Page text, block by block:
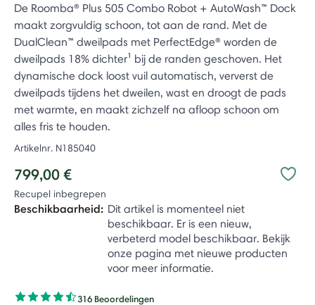
De Roomba® Plus 505 Combo Robot + AutoWash™ Dock
maakt zorgvuldig schoon, tot aan de rand. Met de
DualClean™ dweilpads met PerfectEdge® worden de
dweilpads 18% dichter¹ bij de randen geschoven. Het
dynamische dock loost vuil automatisch, ververst de
dweilpads tijdens het dweilen, wast en droogt de pads
met warmte, en maakt zichzelf na afloop schoon om
alles fris te houden.
Artikelnr. N185040
799,00 €
Recupel inbegrepen
Beschikbaarheid: Dit artikel is momenteel niet
beschikbaar. Er is een nieuw,
verbeterd model beschikbaar. Bekijk
onze pagina met nieuwe producten
voor meer informatie.
316 Beoordelingen